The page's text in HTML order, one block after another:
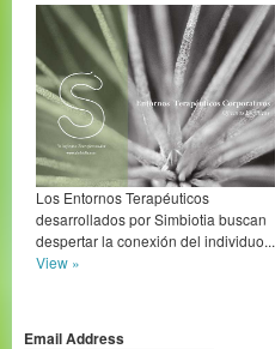
Los Entornos Terapéuticos
desarrollados por Simbiotia buscan
despertar la conexión del individuo...
View »
Email Address